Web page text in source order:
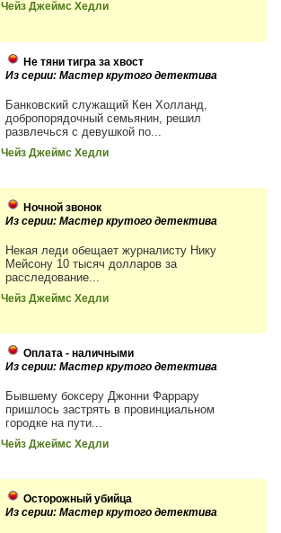
Чейз Джеймс Хедли
Не тяни тигра за хвост
Из серии: Мастер крутого детектива
Банковский служащий Кен Холланд,
добропорядочный семьянин, решил
развлечься с девушкой по...
Чейз Джеймс Хедли
Ночной звонок
Из серии: Мастер крутого детектива
Некая леди обещает журналисту Нику
Мейсону 10 тысяч долларов за
расследование...
Чейз Джеймс Хедли
Оплата - наличными
Из серии: Мастер крутого детектива
Бывшему боксеру Джонни Фаррару
пришлось застрять в провинциальном
городке на пути...
Чейз Джеймс Хедли
Осторожный убийца
Из серии: Мастер крутого детектива